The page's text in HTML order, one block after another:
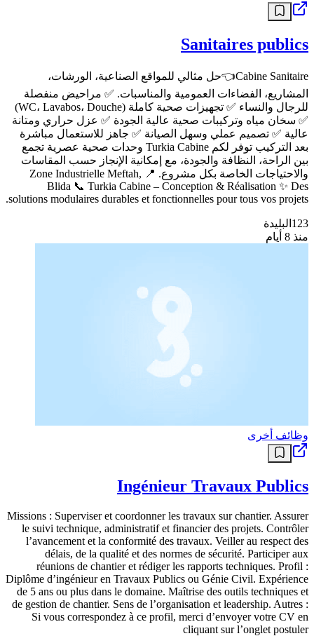
Sanitaires publics
Cabine Sanitaire👈حل مثالي للمواقع الصناعية، الورشات،
المشاريع، الفضاءات العمومية والمناسبات. ✅ مراحيض منفصلة
للرجال والنساء ✅ تجهيزات صحية كاملة (WC، Lavabos، Douche)
✅ سخان مياه وتركيبات صحية عالية الجودة ✅ عزل حراري ومتانة
عالية ✅ تصميم عملي وسهل الصيانة ✅ جاهز للاستعمال مباشرة
بعد التركيب توفر لكم Turkia Cabine وحدات صحية عصرية تجمع
بين الراحة، النظافة والجودة، مع إمكانية الإنجاز حسب المقاسات
والاحتياجات الخاصة بكل مشروع. 📍 Zone Industrielle Meftah,
Blida 📞 Turkia Cabine – Conception & Réalisation ✨ Des
solutions modulaires durables et fonctionnelles pour tous vos projets.
123 البليدة
منذ 8 أيام
وظائف أخرى
Ingénieur Travaux Publics
Missions : Superviser et coordonner les travaux sur chantier. Assurer
le suivi technique, administratif et financier des projets. Contrôler
l’avancement et la conformité des travaux. Veiller au respect des
délais, de la qualité et des normes de sécurité. Participer aux
réunions de chantier et rédiger les rapports techniques. Profil :
Diplôme d’ingénieur en Travaux Publics ou Génie Civil. Expérience
de 5 ans ou plus dans le domaine. Maîtrise des outils techniques et
de gestion de chantier. Sens de l’organisation et leadership. Autres :
Si vous correspondez à ce profil, merci d’envoyer votre CV en
cliquant sur l’onglet postuler